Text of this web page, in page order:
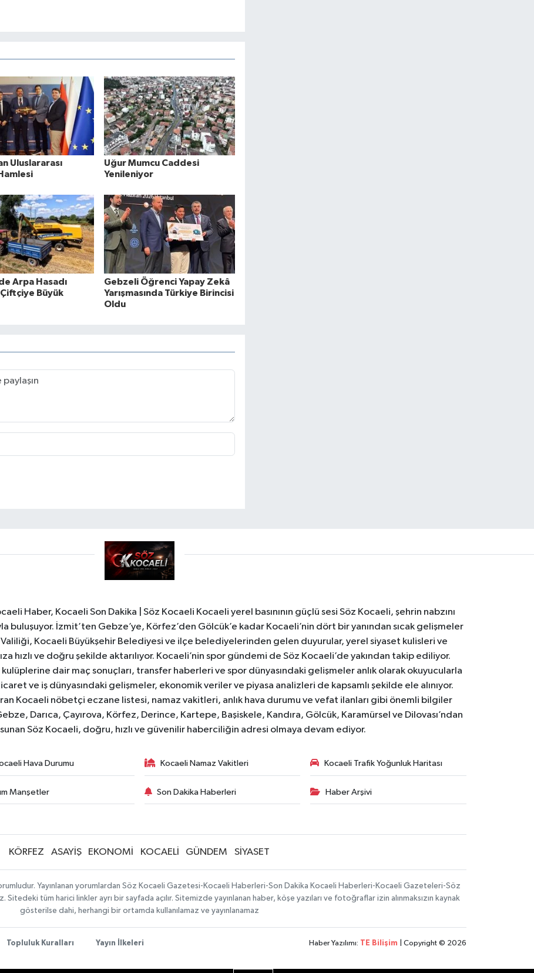
Uluslararası
Uğur Mumcu Caddesi
Yenileniyor
Arpa Hasadı
Çiftçiye Büyük
Gebzeli Öğrenci Yapay Zekâ
Yarışmasında Türkiye Birincisi
Oldu
Haber, Kocaeli Son Dakika | Söz Kocaeli Kocaeli yerel basınının güçlü sesi Söz Kocaeli, şehrin nabzını
buluşuyor. İzmit’ten Gebze’ye, Körfez’den Gölcük’e kadar Kocaeli’nin dört bir yanından sıcak gelişmeler
Valiliği, Kocaeli Büyükşehir Belediyesi ve ilçe belediyelerinden gelen duyurular, yerel siyaset kulisleri ve
hızlı ve doğru şekilde aktarılıyor. Kocaeli’nin spor gündemi de Söz Kocaeli’de yakından takip ediliyor.
dair maç sonuçları, transfer haberleri ve spor dünyasındaki gelişmeler anlık olarak okuyucularla
ve iş dünyasındaki gelişmeler, ekonomik veriler ve piyasa analizleri de kapsamlı şekilde ele alınıyor.
Kocaeli nöbetçi eczane listesi, namaz vakitleri, anlık hava durumu ve vefat ilanları gibi önemli bilgiler
Darıca, Çayırova, Körfez, Derince, Kartepe, Başiskele, Kandıra, Gölcük, Karamürsel ve Dilovası’ndan
Söz Kocaeli, doğru, hızlı ve güvenilir haberciliğin adresi olmaya devam ediyor.
Hava Durumu Kocaeli Namaz Vakitleri Kocaeli Trafik Yoğunluk Haritası
Manşetler Son Dakika Haberleri Haber Arşivi
KÖRFEZ ASAYİŞ EKONOMİ KOCAELİ GÜNDEM SİYASET
Yayınlanan yorumlardan Söz Kocaeli Gazetesi-Kocaeli Haberleri-Son Dakika Kocaeli Haberleri-Kocaeli Gazeteleri-Söz
tüm harici linkler ayrı bir sayfada açılır. Sitemizde yayınlanan haber, köşe yazıları ve fotoğraflar izin alınmaksızın kaynak
gösterilse dahi, herhangi bir ortamda kullanılamaz ve yayınlanamaz
Topluluk Kuralları Yayın İlkeleri Haber Yazılımı: TE Bilişim | Copyright © 2026